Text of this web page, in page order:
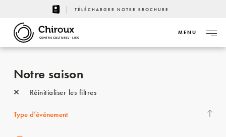
TÉLÉCHARGER NOTRE BROCHURE
CENTRE CULTUREL - LIÈGE
MENU
Notre saison
Réinitialiser les filtres
Type d’événement